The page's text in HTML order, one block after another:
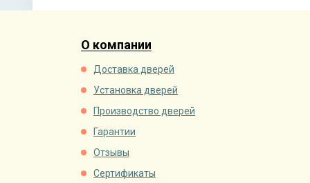
О компании
Доставка дверей
Установка дверей
Производство дверей
Гарантии
Отзывы
Сертификаты